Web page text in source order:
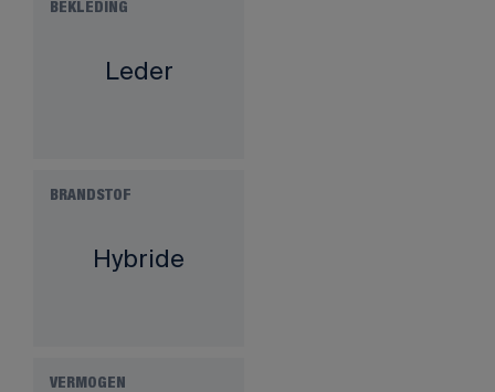
BEKLEDING
Leder
BRANDSTOF
Hybride
VERMOGEN